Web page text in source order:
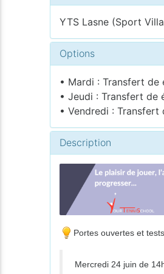
YTS Lasne (Sport
Options
• Mardi : Transfert
• Jeudi : Transfert de
• Vendredi :
Description
Portes ouvertes et
Mercredi 24 juin de